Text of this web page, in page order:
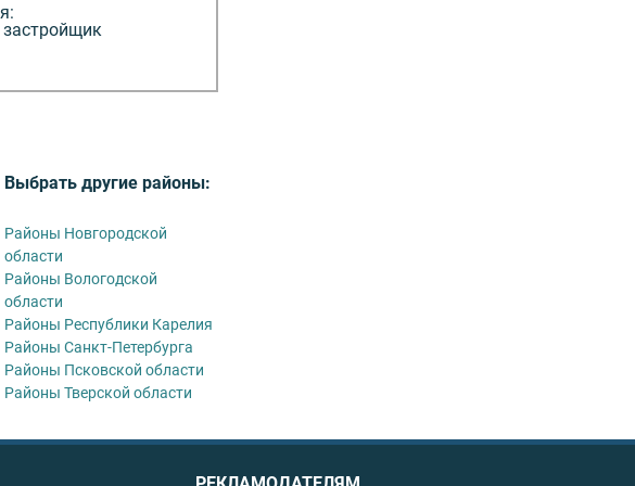
Выбрать другие районы:
Районы Новгородской
области
Районы Вологодской
области
Районы Республики Карелия
Районы Санкт-Петербурга
Районы Псковской области
Районы Тверской области